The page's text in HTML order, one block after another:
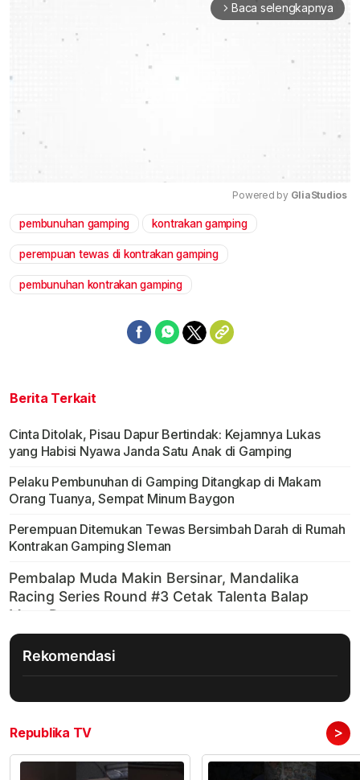
arrow_forward_ios Baca selengkapnya
Powered by GliaStudios
pembunuhan gamping kontrakan gamping
perempuan tewas di kontrakan gamping
pembunuhan kontrakan gamping
Berita Terkait
Cinta Ditolak, Pisau Dapur Bertindak: Kejamnya Lukas
yang Habisi Nyawa Janda Satu Anak di Gamping
Pelaku Pembunuhan di Gamping Ditangkap di Makam
Orang Tuanya, Sempat Minum Baygon
Perempuan Ditemukan Tewas Bersimbah Darah di Rumah
Kontrakan Gamping Sleman
Rekomendasi
Republika TV >